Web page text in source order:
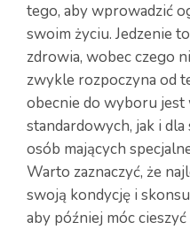
tego, aby wprowadzić
swoim życiu. Jedzenie
zdrowia, wobec czego
zwykle rozpoczyna od
obecnie do wyboru
standardowych, jak i
osób mających
Warto zaznaczyć, że
swoją kondycję i
aby później móc